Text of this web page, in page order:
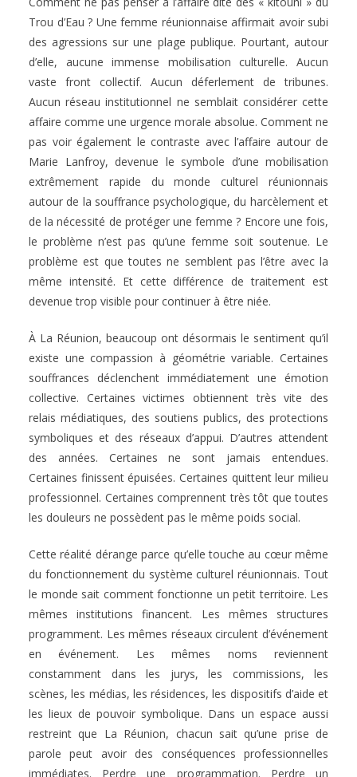
Trou d’Eau ? Une femme réunionnaise affirmait avoir subi
des agressions sur une plage publique. Pourtant, autour
d’elle, aucune immense mobilisation culturelle. Aucun
vaste front collectif. Aucun déferlement de tribunes.
Aucun réseau institutionnel ne semblait considérer cette
affaire comme une urgence morale absolue. Comment ne
pas voir également le contraste avec l’affaire autour de
Marie Lanfroy, devenue le symbole d’une mobilisation
extrêmement rapide du monde culturel réunionnais
autour de la souffrance psychologique, du harcèlement et
de la nécessité de protéger une femme ? Encore une fois,
le problème n’est pas qu’une femme soit soutenue. Le
problème est que toutes ne semblent pas l’être avec la
même intensité. Et cette différence de traitement est
devenue trop visible pour continuer à être niée.
À La Réunion, beaucoup ont désormais le sentiment qu’il
existe une compassion à géométrie variable. Certaines
souffrances déclenchent immédiatement une émotion
collective. Certaines victimes obtiennent très vite des
relais médiatiques, des soutiens publics, des protections
symboliques et des réseaux d’appui. D’autres attendent
des années. Certaines ne sont jamais entendues.
Certaines finissent épuisées. Certaines quittent leur milieu
professionnel. Certaines comprennent très tôt que toutes
les douleurs ne possèdent pas le même poids social.
Cette réalité dérange parce qu’elle touche au cœur même
du fonctionnement du système culturel réunionnais. Tout
le monde sait comment fonctionne un petit territoire. Les
mêmes institutions financent. Les mêmes structures
programment. Les mêmes réseaux circulent d’événement
en événement. Les mêmes noms reviennent
constamment dans les jurys, les commissions, les
scènes, les médias, les résidences, les dispositifs d’aide et
les lieux de pouvoir symbolique. Dans un espace aussi
restreint que La Réunion, chacun sait qu’une prise de
parole peut avoir des conséquences professionnelles
immédiates. Perdre une programmation. Perdre un